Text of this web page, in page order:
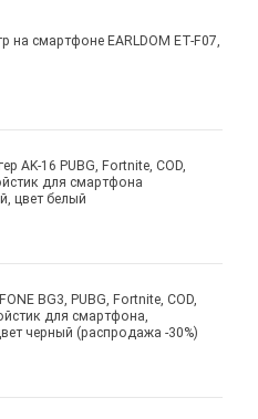
на смартфоне EARLDOM ET-F07,
AK-16 PUBG, Fortnite, COD,
для смартфона
цвет белый
BG3, PUBG, Fortnite, COD,
для смартфона,
черный (распродажа -30%)